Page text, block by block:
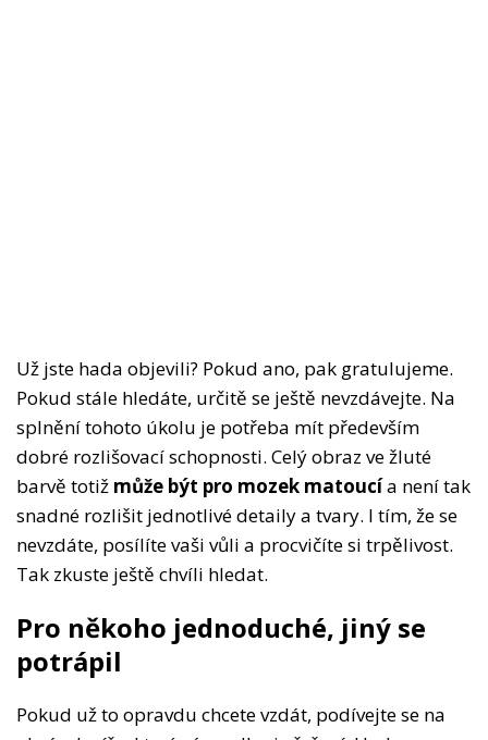
Už jste hada objevili? Pokud ano, pak gratulujeme.
Pokud stále hledáte, určitě se ještě nevzdávejte. Na
splnění tohoto úkolu je potřeba mít především
dobré rozlišovací schopnosti. Celý obraz ve žluté
barvě totiž může být pro mozek matoucía není tak
snadné rozlišit jednotlivé detaily a tvary. I tím, že se
nevzdáte, posílíte vaši vůli a procvičíte si trpělivost.
Tak zkuste ještě chvíli hledat.
Pro někoho jednoduché, jiný se
potrápil
Pokud už to opravdu chcete vzdát, podívejte se na